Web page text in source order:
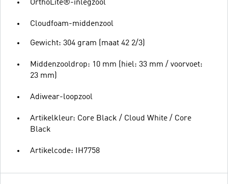
OrthoLite®-inlegzool
Cloudfoam-middenzool
Gewicht: 304 gram (maat 42 2/3)
Middenzooldrop: 10 mm (hiel: 33 mm / voorvoet:
23 mm)
Adiwear-loopzool
Artikelkleur: Core Black / Cloud White / Core
Black
Artikelcode: IH7758